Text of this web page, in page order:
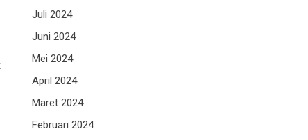
Juli 2024
Juni 2024
Mei 2024
April 2024
Maret 2024
Februari 2024